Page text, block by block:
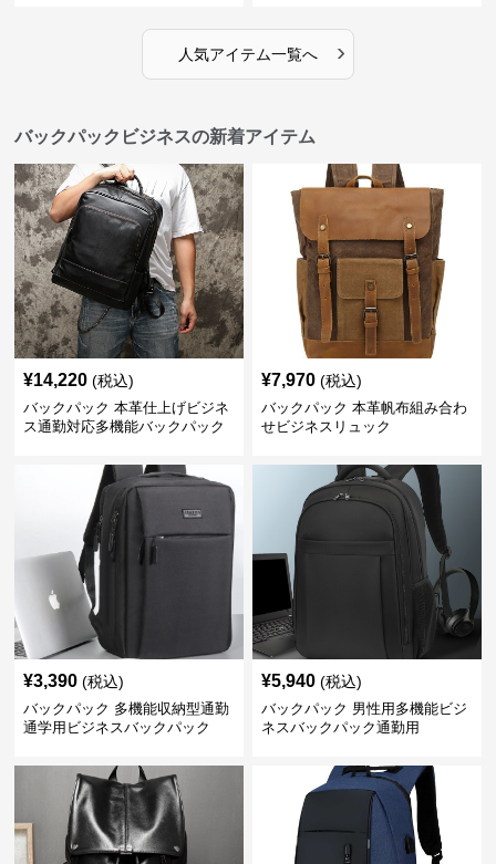
人気アイテム一覧へ ›
バックパックビジネスの新着アイテム
¥14,220 (税込)
バックパック 本革仕上げビジネ
ス通勤対応多機能バックパック
¥7,970 (税込)
バックパック 本革帆布組み合わ
せビジネスリュック
¥3,390 (税込)
バックパック 多機能収納型通勤
通学用ビジネスバックパック
¥5,940 (税込)
バックパック 男性用多機能ビジ
ネスバックパック通勤用